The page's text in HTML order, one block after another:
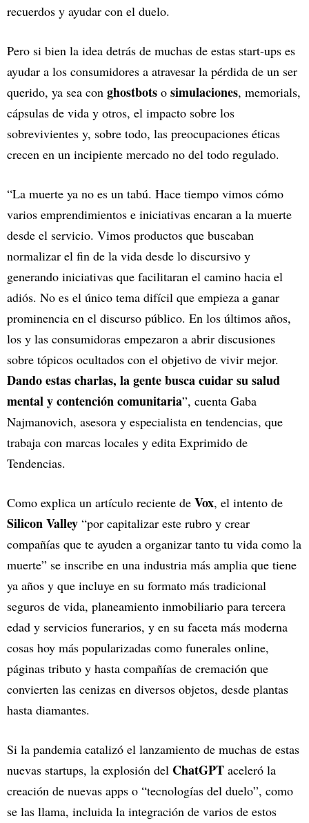
recuerdos y ayudar con el duelo.
Pero si bien la idea detrás de muchas de estas start-ups es
ayudar a los consumidores a atravesar la pérdida de un ser
querido, ya sea con ghostbots o simulaciones, memorials,
cápsulas de vida y otros, el impacto sobre los
sobrevivientes y, sobre todo, las preocupaciones éticas
crecen en un incipiente mercado no del todo regulado.
“La muerte ya no es un tabú. Hace tiempo vimos cómo
varios emprendimientos e iniciativas encaran a la muerte
desde el servicio. Vimos productos que buscaban
normalizar el fin de la vida desde lo discursivo y
generando iniciativas que facilitaran el camino hacia el
adiós. No es el único tema difícil que empieza a ganar
prominencia en el discurso público. En los últimos años,
los y las consumidoras empezaron a abrir discusiones
sobre tópicos ocultados con el objetivo de vivir mejor.
Dando estas charlas, la gente busca cuidar su salud
mental y contención comunitaria”, cuenta Gaba
Najmanovich, asesora y especialista en tendencias, que
trabaja con marcas locales y edita Exprimido de
Tendencias.
Como explica un artículo reciente de Vox, el intento de
Silicon Valley “por capitalizar este rubro y crear
compañías que te ayuden a organizar tanto tu vida como la
muerte” se inscribe en una industria más amplia que tiene
ya años y que incluye en su formato más tradicional
seguros de vida, planeamiento inmobiliario para tercera
edad y servicios funerarios, y en su faceta más moderna
cosas hoy más popularizadas como funerales online,
páginas tributo y hasta compañías de cremación que
convierten las cenizas en diversos objetos, desde plantas
hasta diamantes.
Si la pandemia catalizó el lanzamiento de muchas de estas
nuevas startups, la explosión del ChatGPT aceleró la
creación de nuevas apps o “tecnologías del duelo”, como
se las llama, incluida la integración de varios de estos